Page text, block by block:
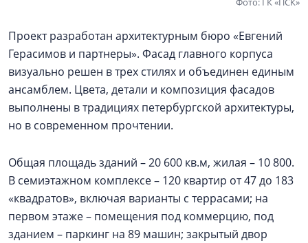
Проект разработан архитектурным бюро «Евгений
Герасимов и партнеры». Фасад главного корпуса
визуально решен в трех стилях и объединен единым
ансамблем. Цвета, детали и композиция фасадов
выполнены в традициях петербургской архитектуры,
но в современном прочтении.
Общая площадь зданий – 20 600 кв.м, жилая – 10 800.
В семиэтажном комплексе – 120 квартир от 47 до 183
«квадратов», включая варианты с террасами; на
первом этаже – помещения под коммерцию, под
зданием – паркинг на 89 машин; закрытый двор